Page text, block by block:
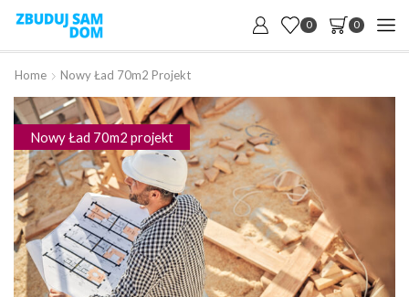
0 0
Home Nowy Ład 70m2 Projekt
Nowy Ład 70m2 projekt